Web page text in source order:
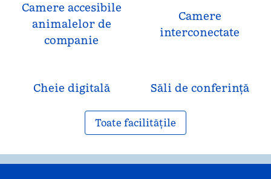
Camere accesibile
animalelor de
companie
Camere
interconectate
Cheie digitală Săli de conferință
Toate facilitățile